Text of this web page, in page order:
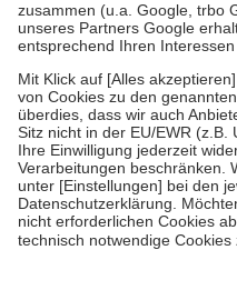
Verordnung.
Um das Engagement der
stärken und die besondere
fallenkeine Zuzahlungenan bei:
• Kindern und Jugendlichen
mit Ausnahme der Fahrkosten
• Untersuchungen zur
GKV getragen werden
• empfohlenen
• Harn- und Blutteststreifen